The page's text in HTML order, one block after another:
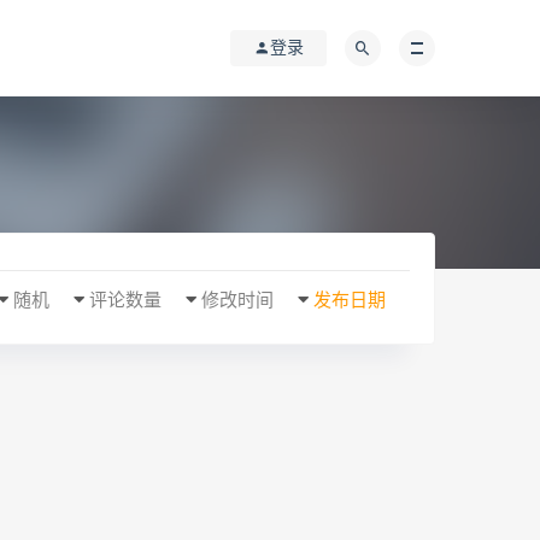
登录
发布日期
修改时间
评论数量
随机